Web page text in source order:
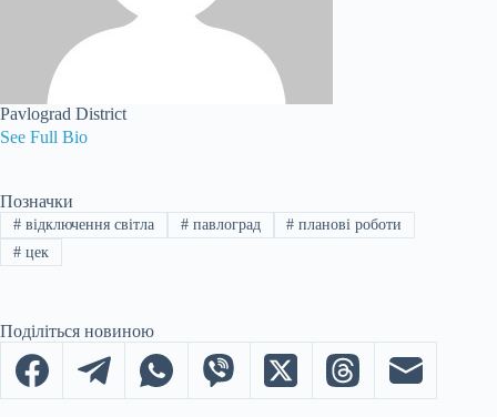
Pavlograd District
See Full Bio
Позначки
#відключення світла #павлоград # планові роботи
#цек
Поділіться новиною